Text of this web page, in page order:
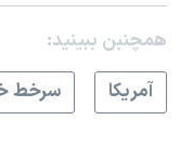
همچنبن ببینید:
آمريکا
سرخط